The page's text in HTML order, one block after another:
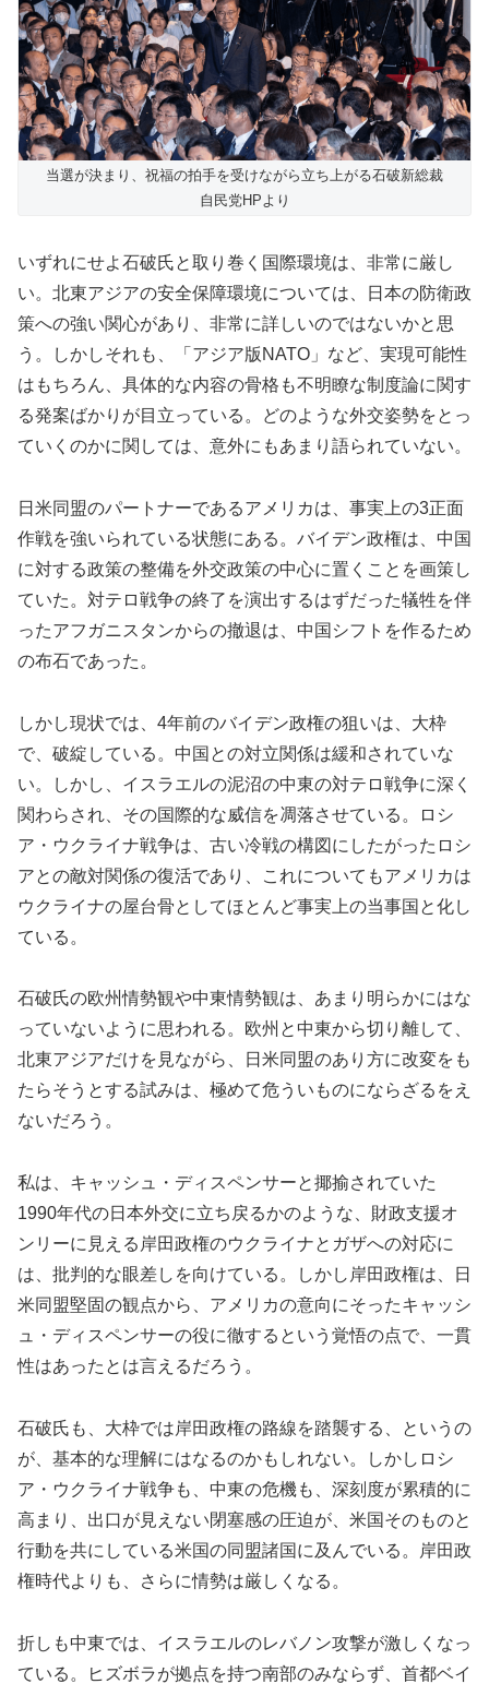
当選が決まり、祝福の拍手を受けながら立ち上がる石破新総裁
自民党HPより
いずれにせよ石破氏と取り巻く国際環境は、非常に厳し
い。北東アジアの安全保障環境については、日本の防衛政
策への強い関心があり、非常に詳しいのではないかと思
う。しかしそれも、「アジア版NATO」など、実現可能性
はもちろん、具体的な内容の骨格も不明瞭な制度論に関す
る発案ばかりが目立っている。どのような外交姿勢をとっ
ていくのかに関しては、意外にもあまり語られていない。
日米同盟のパートナーであるアメリカは、事実上の3正面
作戦を強いられている状態にある。バイデン政権は、中国
に対する政策の整備を外交政策の中心に置くことを画策し
ていた。対テロ戦争の終了を演出するはずだった犠牲を伴
ったアフガニスタンからの撤退は、中国シフトを作るため
の布石であった。
しかし現状では、4年前のバイデン政権の狙いは、大枠
で、破綻している。中国との対立関係は緩和されていな
い。しかし、イスラエルの泥沼の中東の対テロ戦争に深く
関わらされ、その国際的な威信を凋落させている。ロシ
ア・ウクライナ戦争は、古い冷戦の構図にしたがったロシ
アとの敵対関係の復活であり、これについてもアメリカは
ウクライナの屋台骨としてほとんど事実上の当事国と化し
ている。
石破氏の欧州情勢観や中東情勢観は、あまり明らかにはな
っていないように思われる。欧州と中東から切り離して、
北東アジアだけを見ながら、日米同盟のあり方に改変をも
たらそうとする試みは、極めて危ういものにならざるをえ
ないだろう。
私は、キャッシュ・ディスペンサーと揶揄されていた
1990年代の日本外交に立ち戻るかのような、財政支援オ
ンリーに見える岸田政権のウクライナとガザへの対応に
は、批判的な眼差しを向けている。しかし岸田政権は、日
米同盟堅固の観点から、アメリカの意向にそったキャッシ
ュ・ディスペンサーの役に徹するという覚悟の点で、一貫
性はあったとは言えるだろう。
石破氏も、大枠では岸田政権の路線を踏襲する、というの
が、基本的な理解にはなるのかもしれない。しかしロシ
ア・ウクライナ戦争も、中東の危機も、深刻度が累積的に
高まり、出口が見えない閉塞感の圧迫が、米国そのものと
行動を共にしている米国の同盟諸国に及んでいる。岸田政
権時代よりも、さらに情勢は厳しくなる。
折しも中東では、イスラエルのレバノン攻撃が激しくなっ
ている。ヒズボラが拠点を持つ南部のみならず、首都ベイ